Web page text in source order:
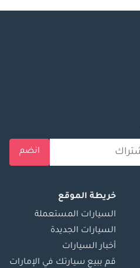
انضم
خريطة الموقع
السيارات المستعملة
السيارات الجديدة
أخبار السيارات
قم ببيع سيارتك في الإمارات